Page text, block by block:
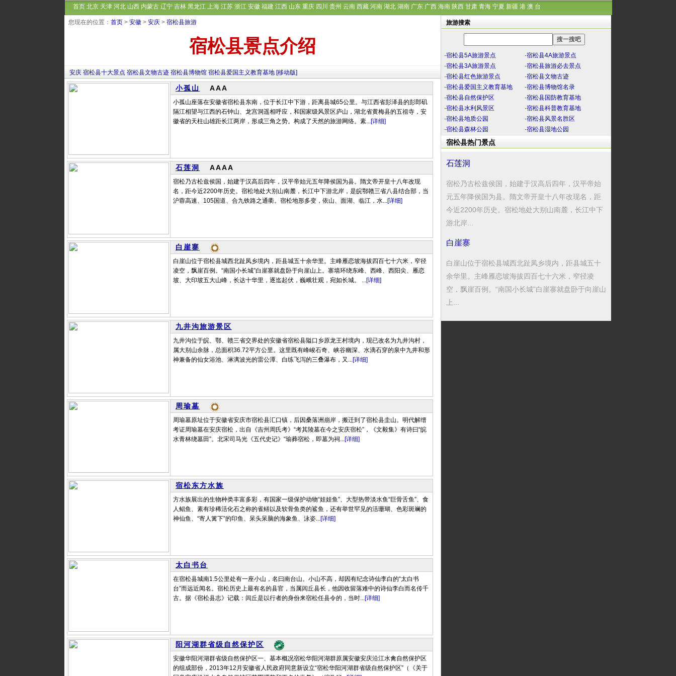
首页 北京 天津 河北 山西 内蒙古 辽宁 吉林 黑龙江 上海 江苏 浙江 安徽 福建 江西 山东 重庆 四川 贵州 云南 西藏 河南 湖北 湖南 广东 广西 海南 陕西 甘肃 青海 宁夏 新疆 港 澳 台
您现在的位置： 首页 > 安徽 > 安庆 > 宿松县旅游
宿松县景点介绍
安庆 宿松县十大景点 宿松县文物古迹 宿松县博物馆 宿松县爱国主义教育基地 [移动版]
小孤山 AAA
小孤山座落在安徽省宿松县东南，位于长江中下游，距离县城65公里。与江西省彭泽县的彭郎矶
隔江相望与江西的石钟山、龙宫洞遥相呼应，和国家级风景区庐山，湖北省黄梅县的五祖寺，安
徽省的天柱山雄距长江两岸，形成三角之势。构成了天然的旅游网络。素...[详细]
石莲洞 AAAA
宿松乃古松兹侯国，始建于汉高后四年，汉平帝始元五年降侯国为县。隋文帝开皇十八年改现
名，距今近2200年历史。宿松地处大别山南麓，长江中下游北岸，是皖鄂赣三省八县结合部，当
沪蓉高速、105国道、合九铁路之通衢。宿松地形多变，依山、面湖、临江，水...[详细]
白崖寨
白崖山位于宿松县城西北趾凤乡境内，距县城五十余华里。主峰雁恋坡海拔四百七十六米，窄径
凌空，飘崖百例。“南国小长城”白崖寨就盘卧于向崖山上。寨墙环绕东峰、西峰、西阳尖、雁恋
坡、大印坡五大山峰，长达十华里，逐迄起伏，巍峨壮观，宛如长城。 ...[详细]
九井沟旅游景区
九井沟位于皖、鄂、赣三省交界处的安徽省宿松县隘口乡原龙王村境内，现已改名为九井沟村，
属大别山余脉，总面积36.72平方公里。这里既有峰峻石奇、峡谷幽深、水滴石穿的泉中九井和形
神兼备的仙女浴池、淋漓波光的雷公潭、白练飞泻的三叠瀑布，又...[详细]
周瑜墓
周瑜墓原址位于安徽省安庆市宿松县汇口镇，后因桑落洲崩岸，搬迁到了宿松县圭山。明代解缙
考证周瑜墓在安庆宿松，出自《吉州周氏考》“考其陵墓在今之安庆宿松”，《文毅集》有诗曰“皖
水青林绕墓田”。北宋司马光《五代史记》“瑜葬宿松，即墓为祠...[详细]
宿松东方水族
方水族展出的生物种类丰富多彩，有国家一级保护动物“娃娃鱼”、大型热带淡水鱼“巨骨舌鱼”、食
人鲳鱼、素有珍稀活化石之称的雀鳝以及软骨鱼类的鲨鱼，还有举世罕见的活珊瑚、色彩斑斓的
神仙鱼、“寄人篱下”的印鱼、呆头呆脑的海象鱼、泳姿...[详细]
太白书台
在宿松县城南1.5公里处有一座小山，名曰南台山。小山不高，却因有纪念诗仙李白的“太白书
台”而远近闻名。宿松历史上最有名的县官，当属闾丘县长，他因收留落难中的诗仙李白而名传千
古。据《宿松县志》记载：闾丘是以行者的身份来宿松任县令的，当时...[详细]
阳河湖群省级自然保护区
安徽华阳河湖群省级自然保护区一、基本概况宿松华阳河湖群原属安徽安庆沿江水禽自然保护区
的组成部份，2013年12月安徽省人民政府同意新设立“宿松华阳河湖群省级自然保护区”（《关于
旅游搜索
·宿松县5A旅游景点 ·宿松县4A旅游景点
·宿松县3A旅游景点 ·宿松县旅游必去景点
·宿松县红色旅游景点 ·宿松县文物古迹
·宿松县爱国主义教育基地 ·宿松县博物馆名录
·宿松县自然保护区 ·宿松县国防教育基地
·宿松县水利风景区 ·宿松县科普教育基地
·宿松县地质公园 ·宿松县风景名胜区
·宿松县森林公园 ·宿松县湿地公园
宿松县热门景点
石莲洞
宿松乃古松兹侯国，始建于汉高后四年，汉平帝始
元五年降侯国为县。隋文帝开皇十八年改现名，距
今近2200年历史。宿松地处大别山南麓，长江中下
游北岸...
白崖寨
白崖山位于宿松县城西北趾凤乡境内，距县城五十
余华里。主峰雁恋坡海拔四百七十六米，窄径凌
空，飘崖百例。“南国小长城”白崖寨就盘卧于向崖山
上...